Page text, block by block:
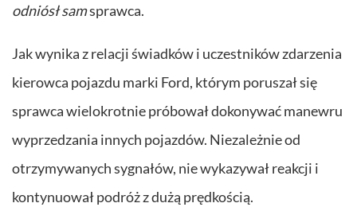
odniósł samsprawca.
Jak wynika z relacji świadków i uczestników zdarzenia
kierowca pojazdu marki Ford, którym poruszał się
sprawca wielokrotnie próbował dokonywać manewru
wyprzedzania innych pojazdów. Niezależnie od
otrzymywanych sygnałów, nie wykazywał reakcji i
kontynuował podróż z dużą prędkością.